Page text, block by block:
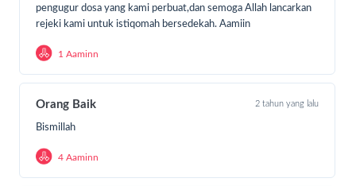
pengugur dosa yang kami perbuat,dan semoga Allah lancarkan
rejeki kami untuk istiqomah bersedekah. Aamiin
1 Aaminn
Orang Baik 2 tahun yang lalu
Bismillah
4 Aaminn